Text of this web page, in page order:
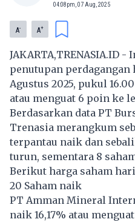
04:08pm, 07 Aug, 2025
A- A+
JAKARTA,TRENASIA.ID -
penutupan
Agustus 2025, pukul
atau menguat 6 poin ke
Berdasarkan data PT
Trenasia merangkum
terpantau naik dan
turun, sementara 8
Berikut harga saham
20 Saham naik
PT Amman Mineral
naik 16,17% atau